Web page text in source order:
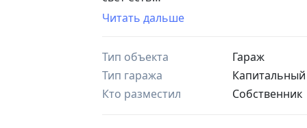
крыша не течет
есть подвал
Возможно Расрочка/Аренда
Omborxona sotiladi
Xolati yahshi
svet bor
Читать дальше
Тип объекта
Гараж
Тип гаража
Капитальный
Кто разместил
Собственник